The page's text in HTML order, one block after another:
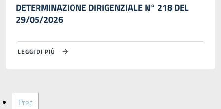
DETERMINAZIONE DIRIGENZIALE N° 218 DEL
29/05/2026
LEGGI DI PIÙ
Prec